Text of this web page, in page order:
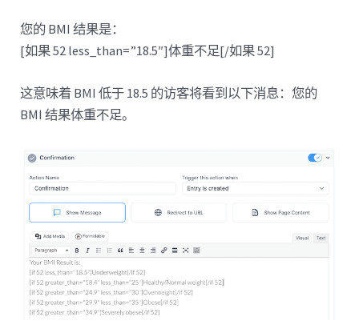
您的 BMI 结果是：
[如果 52 less_than=”18.5″]体重不足[/如果 52]
这意味着 BMI 低于 18.5 的访客将看到以下消息：您的
BMI 结果体重不足。